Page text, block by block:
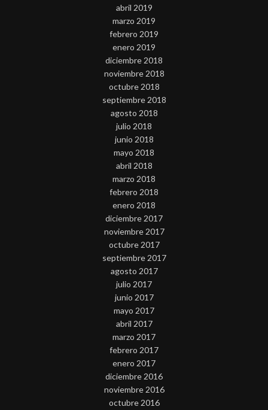
abril 2019
marzo 2019
febrero 2019
enero 2019
diciembre 2018
noviembre 2018
octubre 2018
septiembre 2018
agosto 2018
julio 2018
junio 2018
mayo 2018
abril 2018
marzo 2018
febrero 2018
enero 2018
diciembre 2017
noviembre 2017
octubre 2017
septiembre 2017
agosto 2017
julio 2017
junio 2017
mayo 2017
abril 2017
marzo 2017
febrero 2017
enero 2017
diciembre 2016
noviembre 2016
octubre 2016